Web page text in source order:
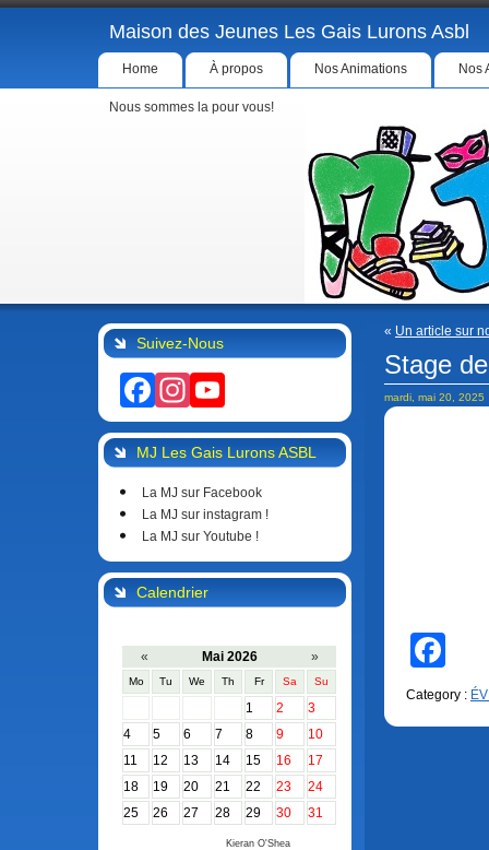
Maison des Jeunes Les Gais Lurons Asbl
Home À propos Nos Animations Nos
Nous sommes la pour vous!
Suivez-Nous
Facebook
Instagram
MJ Les Gais Lurons ASBL
La MJ sur Facebook
La MJ sur instagram !
La MJ sur Youtube !
Calendrier
« Mai 2026 »
Mo Tu We Th Fr Sa Su
1 2
3
4
5 6 7 8 9
10
11
12 13 14 15 16
17
18
19 20 21 22 23
24
25
26 27 28 29 30 31
Kieran O'Shea
« Un article sur
Stage
mardi, mai 20, 2025
Category :